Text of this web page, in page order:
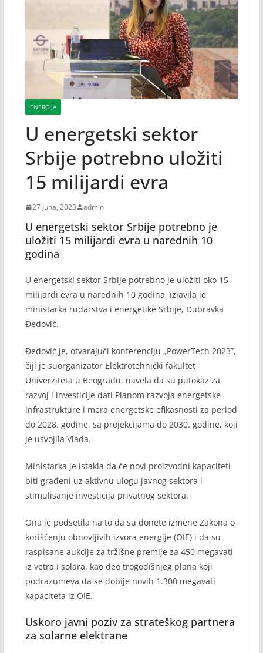
ENERGIJA
U energetski sektor
Srbije potrebno uložiti
15 milijardi evra
27 Juna, 2023 admin
U energetski sektor Srbije potrebno je
uložiti 15 milijardi evra u narednih 10
godina
U energetski sektor Srbije potrebno je uložiti oko 15
milijardi evra u narednih 10 godina, izjavila je
ministarka rudarstva i energetike Srbije, Dubravka
Đedović.
Đedović je, otvarajući konferenciju „PowerTech 2023”,
čiji je suorganizator Elektrotehnički fakultet
Univerziteta u Beogradu, navela da su putokaz za
razvoj i investicije dati Planom razvoja energetske
infrastrukture i mera energetske efikasnosti za period
do 2028. godine, sa projekcijama do 2030. godine, koji
je usvojila Vlada.
Ministarka je istakla da će novi proizvodni kapaciteti
biti građeni uz aktivnu ulogu javnog sektora i
stimulisanje investicija privatnog sektora.
Ona je podsetila na to da su donete izmene Zakona o
korišćenju obnovljivih izvora energije (OIE) i da su
raspisane aukcije za tržišne premije za 450 megavati
iz vetra i solara, kao deo trogodišnjeg plana koji
podrazumeva da se dobije novih 1.300 megavati
kapaciteta iz OIE.
Uskoro javni poziv za strateškog partnera
za solarne elektrane